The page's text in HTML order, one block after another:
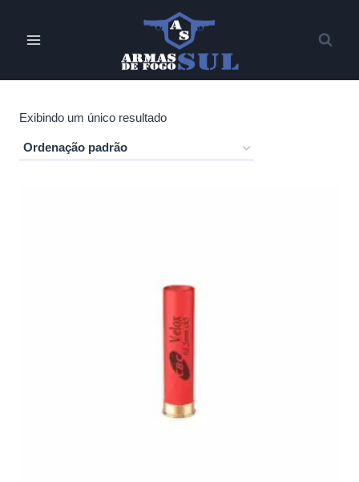
Exibindo um único resultado